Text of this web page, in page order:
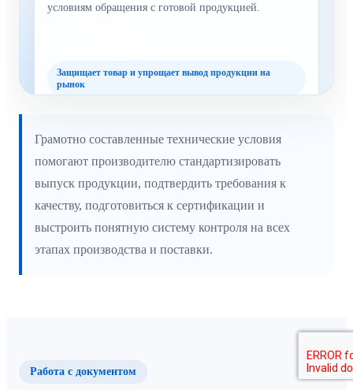
условиям обращения с готовой продукцией.
Защищает товар и упрощает вывод продукции на
рынок
Грамотно составленные технические условия
помогают производителю стандартизировать
выпуск продукции, подтвердить требования к
качеству, подготовиться к сертификации и
выстроить понятную систему контроля на всех
этапах производства и поставки.
Работа с документом